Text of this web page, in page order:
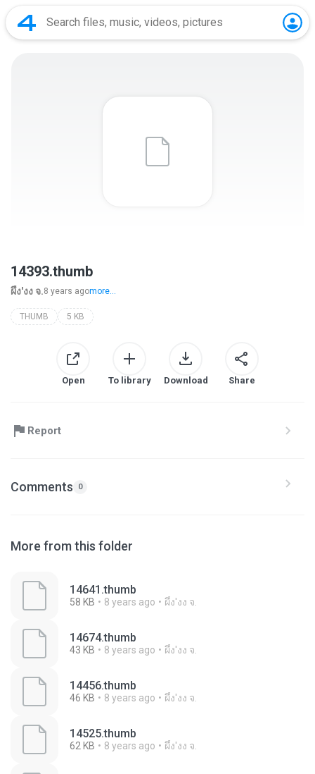
14393.thumb
ผึ้ง'งง จ.8 years agomore...
THUMB 5 KB
Open To library Download Share
Report
Comments 0
More from this folder
14641.thumb
58 KB 8 years ago ผึ้ง'งง จ.
14674.thumb
43 KB 8 years ago ผึ้ง'งง จ.
14456.thumb
46 KB 8 years ago ผึ้ง'งง จ.
14525.thumb
62 KB 8 years ago ผึ้ง'งง จ.